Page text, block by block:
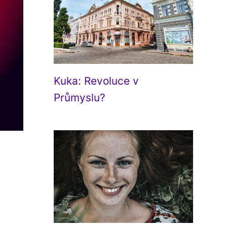
Kuka: Revoluce v
Průmyslu?